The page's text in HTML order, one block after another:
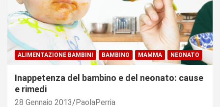
ALIMENTAZIONE BAMBINI BAMBINO MAMMA NEONATO
Inappetenza del bambino e del neonato: cause
e rimedi
28 Gennaio 2013 PaolaPerria